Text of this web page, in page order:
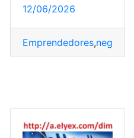
12/06/2026
Emprendedores,